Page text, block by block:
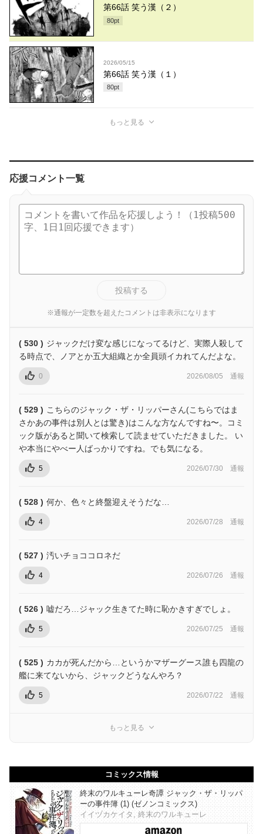
第66話 笑う漢（２）
80pt
2026/05/15
第66話 笑う漢（１）
80pt
もっと見る
応援コメント一覧
投稿する
※通報が一定数を超えたコメントは非表示になります
( 530 ) ジャックだけ変な感じになってるけど、実際人殺して
る時点で、ノアとか五大組織とか全員頭イカれてんだよな。
0 2026/08/05 通報
( 529 ) こちらのジャック・ザ・リッパーさん(こちらではま
さかあの事件は別人とは驚き)はこんな方なんですね〜。コミ
ック版があると聞いて検索して読ませていただきました。 い
や本当にやべー人ばっかりですね。でも気になる。
5 2026/07/30 通報
( 528 ) 何か、色々と終盤迎えそうだな…
4 2026/07/28 通報
( 527 ) 汚いチョココロネだ
4 2026/07/26 通報
( 526 ) 嘘だろ…ジャック生きてた時に恥かきすぎでしょ。
5 2026/07/25 通報
( 525 ) カカが死んだから…というかマザーグース誰も四龍の
艦に来てないから、ジャックどうなんやろ？
5 2026/07/22 通報
もっと見る
コミックス情報
終末のワルキューレ奇譚 ジャック・ザ・リッパ
ーの事件簿 (1) (ゼノンコミックス)
イイヅカケイタ, 終末のワルキューレ